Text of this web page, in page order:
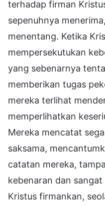
terhadap firman
sepenuhnya
menentang. Ketika
mempersekutukan
yang sebenarnya
memberikan tugas
mereka terlihat
memperlihatkan
Mereka mencatat
saksama,
catatan mereka,
kebenaran dan
Kristus firmankan,